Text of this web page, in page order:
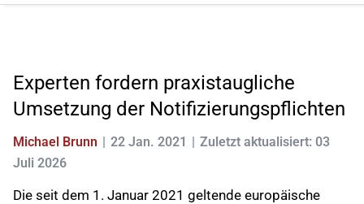
Experten fordern praxistaugliche
Umsetzung der Notifizierungspflichten
Michael Brunn 22 Jan. 2021
Zuletzt aktualisiert: 03
Juli 2026
Die seit dem 1. Januar 2021 geltende europäische